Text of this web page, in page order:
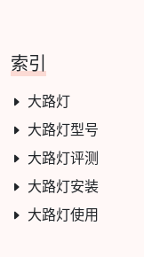
索引
大路灯
大路灯型号
大路灯评测
大路灯安装
大路灯使用